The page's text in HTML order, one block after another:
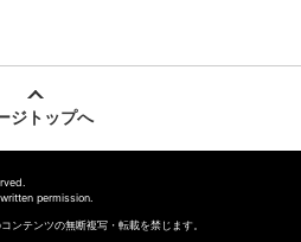
ジトップへ
permission.
ンテンツの無断複写・転載を禁じます。